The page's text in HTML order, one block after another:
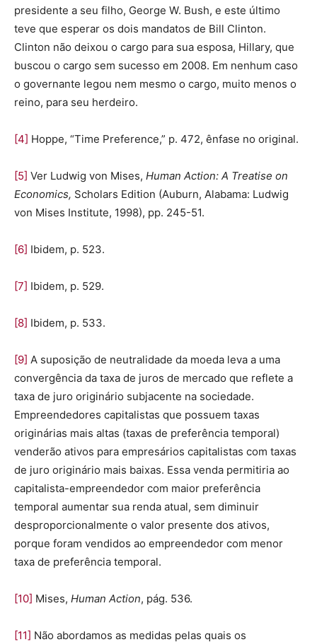
presidente a seu filho, George W. Bush, e este último
teve que esperar os dois mandatos de Bill Clinton.
Clinton não deixou o cargo para sua esposa, Hillary, que
buscou o cargo sem sucesso em 2008. Em nenhum caso
o governante legou nem mesmo o cargo, muito menos o
reino, para seu herdeiro.
[4] Hoppe, “Time Preference,” p. 472, ênfase no original.
[5] Ver Ludwig von Mises, Human Action: A Treatise on
Economics, Scholars Edition (Auburn, Alabama: Ludwig
von Mises Institute, 1998), pp. 245-51.
[6] Ibidem, p. 523.
[7] Ibidem, p. 529.
[8] Ibidem, p. 533.
[9] A suposição de neutralidade da moeda leva a uma
convergência da taxa de juros de mercado que reflete a
taxa de juro originário subjacente na sociedade.
Empreendedores capitalistas que possuem taxas
originárias mais altas (taxas de preferência temporal)
venderão ativos para empresários capitalistas com taxas
de juro originário mais baixas. Essa venda permitiria ao
capitalista-empreendedor com maior preferência
temporal aumentar sua renda atual, sem diminuir
desproporcionalmente o valor presente dos ativos,
porque foram vendidos ao empreendedor com menor
taxa de preferência temporal.
[10] Mises, Human Action, pág. 536.
[11] Não abordamos as medidas pelas quais os